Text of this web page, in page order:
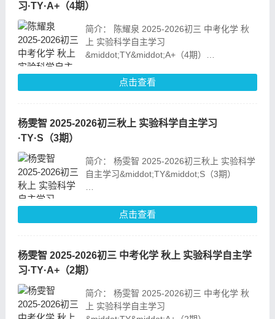
习·TY·A+（4期）
简介： 陈耀泉 2025-2026初三 中考化学 秋
上 实验科学自主学习
&middot;TY&middot;A+（4期）
02_【易错题专项】秋A+班TY-1
06_【易错题专项】
点击查看
杨雯智 2025-2026初三秋上 实验科学自主学习
·TY·S（3期）
简介： 杨雯智 2025-2026初三秋上 实验科学
自主学习&middot;TY&middot;S（3期）
01_实验有意思 (含导学)
02_【易错题专项】秋S班TY-1
04_【易错题专项】秋S
点击查看
杨雯智 2025-2026初三 中考化学 秋上 实验科学自主学
习·TY·A+（2期）
简介： 杨雯智 2025-2026初三 中考化学 秋
上 实验科学自主学习